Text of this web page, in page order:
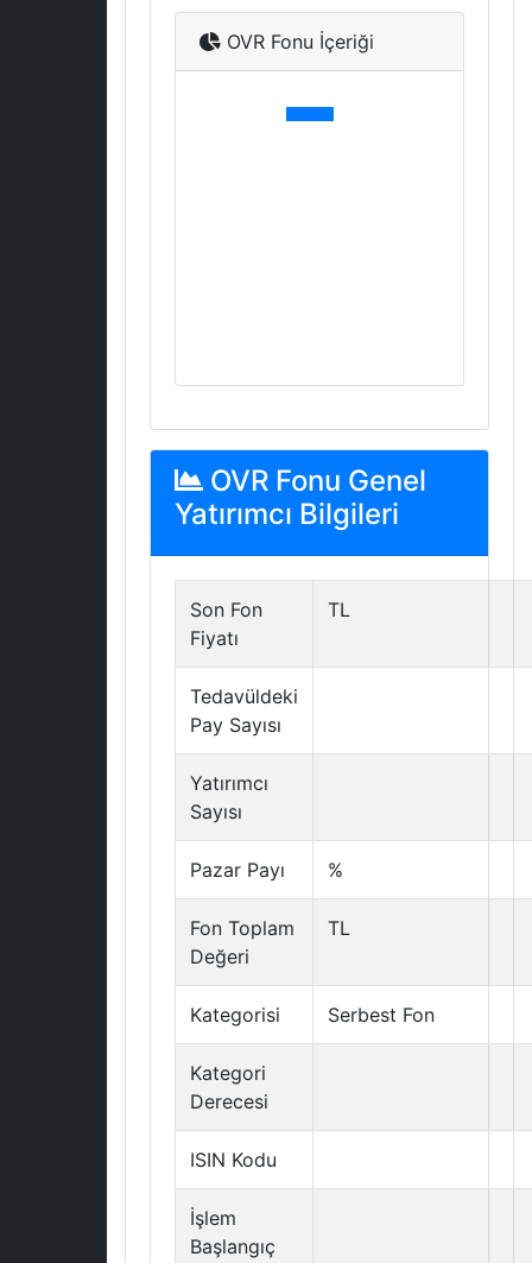
OVR Fonu İçeriği
OVR Fonu Genel
Yatırımcı Bilgileri
Son Fon
Fiyatı
TL
Tedavüldeki
Pay Sayısı
Yatırımcı
Sayısı
Pazar Payı %
Fon Toplam
Değeri
TL
Kategorisi Serbest Fon
Kategori
Derecesi
ISIN Kodu
İşlem
Başlangıç